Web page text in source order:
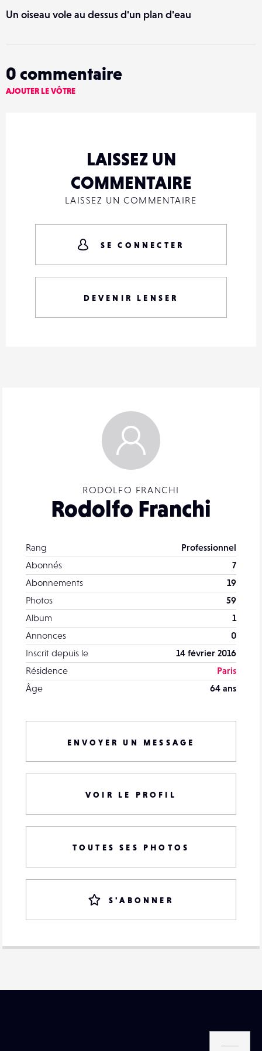
RODOLFO FRANCHI
Rodolfo Franchi
Rang
Professionnel
Abonnés
7
Abonnements
19
Photos
59
Album
1
Annonces
0
Inscrit depuis le
14 février 2016
Résidence
Paris
Âge
64 ans
ENVOYER UN MESSAGE
VOIR LE PROFIL
TOUTES SES PHOTOS
S'ABONNER
Un oiseau vole au dessus d'un plan d'eau
0 commentaire
AJOUTER LE VÔTRE
LAISSEZ UN
COMMENTAIRE
LAISSEZ UN COMMENTAIRE
SE CONNECTER
DEVENIR LENSER